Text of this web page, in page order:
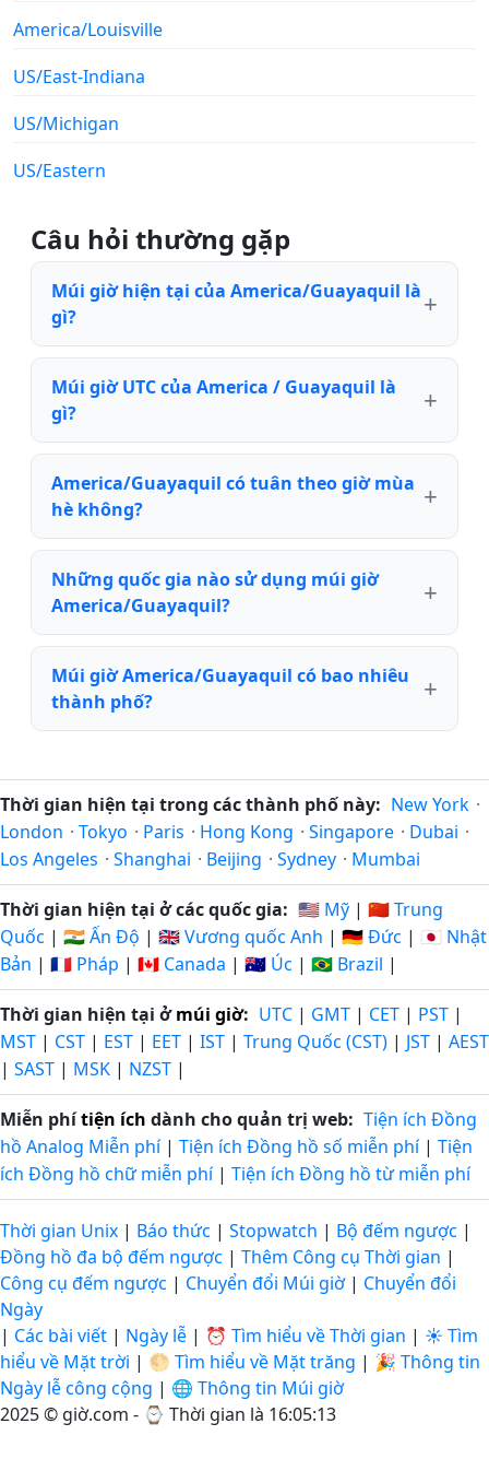
America/Louisville
US/East-Indiana
US/Michigan
US/Eastern
Câu hỏi thường gặp
Múi giờ hiện tại của America/Guayaquil là
gì?
Múi giờ UTC của America / Guayaquil là
gì?
America/Guayaquil có tuân theo giờ mùa
hè không?
Những quốc gia nào sử dụng múi giờ
America/Guayaquil?
Múi giờ America/Guayaquil có bao nhiêu
thành phố?
Thời gian hiện tại trong các thành phố này: New York ·
London · Tokyo · Paris · Hong Kong · Singapore · Dubai ·
Los Angeles · Shanghai · Beijing · Sydney · Mumbai
Thời gian hiện tại ở các quốc gia: 🇺🇸 Mỹ | 🇨🇳 Trung
Quốc | 🇮🇳 Ấn Độ | 🇬🇧 Vương quốc Anh | 🇩🇪 Đức | 🇯🇵 Nhật
Bản | 🇫🇷 Pháp | 🇨🇦 Canada | 🇦🇺 Úc | 🇧🇷 Brazil |
Thời gian hiện tại ởmúi giờ: UTC | GMT | CET | PST |
MST | CST | EST | EET | IST | Trung Quốc (CST) | JST | AEST
| SAST | MSK | NZST |
Miễn phítiện ích dành cho quản trị web: Tiện ích Đồng
hồ Analog Miễn phí| Tiện ích Đồng hồ số miễn phí| Tiện
ích Đồng hồ chữ miễn phí| Tiện ích Đồng hồ từ miễn phí
Thời gian Unix | Báo thức | Stopwatch | Bộ đếm ngược |
Đồng hồ đa bộ đếm ngược | Thêm Công cụ Thời gian |
Công cụ đếm ngược | Chuyển đổi Múi giờ | Chuyển đổi
Ngày
| Các bài viết | Ngày lễ | ⏰ Tìm hiểu về Thời gian | ☀️ Tìm
hiểu về Mặt trời | 🌕 Tìm hiểu về Mặt trăng | 🎉 Thông tin
Ngày lễ công cộng | 🌐 Thông tin Múi giờ
2025 © giờ.com - ⌚ Thời gian là 16:05:14